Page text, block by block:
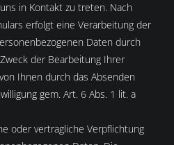
in Kontakt zu treten. Nach
erfolgt eine Verarbeitung der
Daten durch
der Bearbeitung Ihrer
Ihnen durch das Absenden
gem. Art. 6 Abs. 1 lit. a
oder vertragliche Verpflichtung